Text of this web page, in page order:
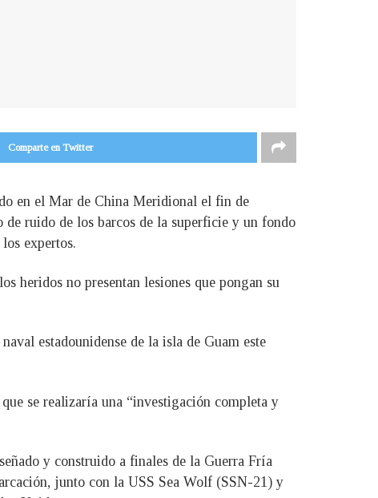
Comparte en Twitter
en el Mar de China Meridional el fin de
de ruido de los barcos de la superficie y un fondo
expertos.
heridos no presentan lesiones que pongan su
estadounidense de la isla de Guam este
se realizaría una “investigación completa y
y construido a finales de la Guerra Fría
junto con la USS Sea Wolf (SSN-21) y